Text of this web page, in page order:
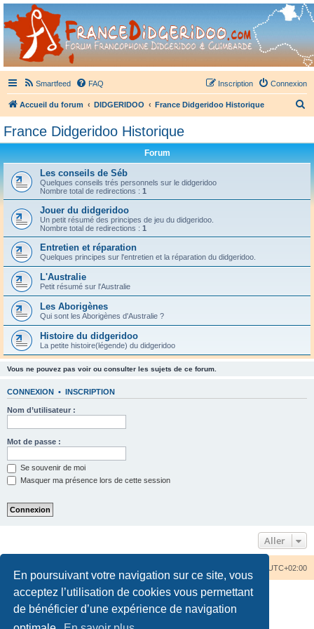
En poursuivant votre navigation sur ce site, vous
acceptez l’utilisation de cookies vous permettant
de bénéficier d’une expérience de navigation
France Didgeridoo
Didgeridoo et Guimbarde sur France Didgeridoo - retrouvez la communauté.
Smartfeed FAQ Connexion
Inscription
Accueil du forum DIDGERIDOO France Didgeridoo Historique
e
France Didgeridoo Historique
Forum
Les conseils de Séb
Quelques conseils trés personnels sur le didgeridoo
Nombre total de redirections : 1
Jouer du didgeridoo
Un petit résumé des principes de jeu du didgeridoo.
Nombre total de redirections : 1
Entretien et réparation
Quelques principes sur l'entretien et la réparation du didgeridoo.
L'Australie
Petit résumé sur l'Australie
Les Aborigènes
Qui sont les Aborigènes d'Australie ?
Histoire du didgeridoo
La petite histoire(légende) du didgeridoo
Vous ne pouvez pas voir ou consulter les sujets de ce forum.
CONNEXION • INSCRIPTION
Nom d’utilisateur :
Mot de passe :
Se souvenir de moi
Masquer ma présence lors de cette session
Aller
UTC+02:00